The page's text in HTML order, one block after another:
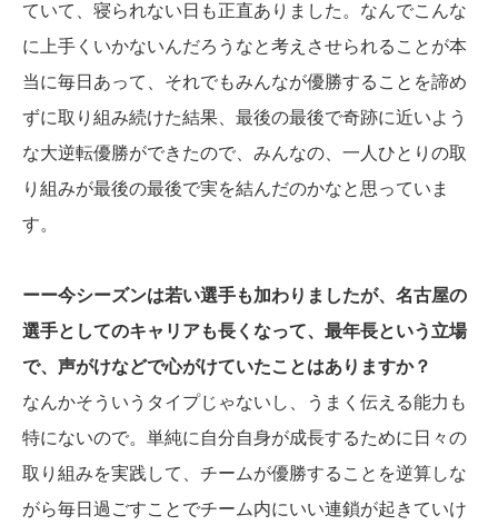
ていて、寝られない日も正直ありました。なんでこんな
に上手くいかないんだろうなと考えさせられることが本
当に毎日あって、それでもみんなが優勝することを諦め
ずに取り組み続けた結果、最後の最後で奇跡に近いよう
な大逆転優勝ができたので、みんなの、一人ひとりの取
り組みが最後の最後で実を結んだのかなと思っていま
す。
ーー今シーズンは若い選手も加わりましたが、名古屋の
選手としてのキャリアも長くなって、最年長という立場
で、声がけなどで心がけていたことはありますか？
なんかそういうタイプじゃないし、うまく伝える能力も
特にないので。単純に自分自身が成長するために日々の
取り組みを実践して、チームが優勝することを逆算しな
がら毎日過ごすことでチーム内にいい連鎖が起きていけ